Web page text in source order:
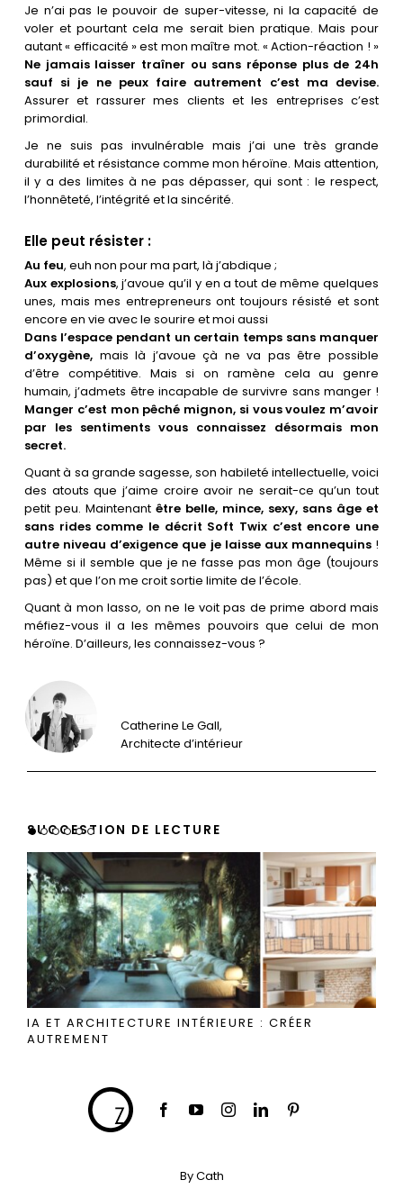
Je n’ai pas le pouvoir de super-vitesse, ni la capacité de
voler et pourtant cela me serait bien pratique. Mais pour
autant « efficacité » est mon maître mot. « Action-réaction ! »
Ne jamais laisser traîner ou sans réponse plus de 24h
sauf si je ne peux faire autrement c’est ma devise.
Assurer et rassurer mes clients et les entreprises c’est
primordial.
Je ne suis pas invulnérable mais j’ai une très grande
durabilité et résistance comme mon héroïne. Mais attention,
il y a des limites à ne pas dépasser, qui sont : le respect,
l’honnêteté, l’intégrité et la sincérité.
Elle peut résister :
Au feu, euh non pour ma part, là j’abdique ;
Aux explosions, j’avoue qu’il y en a tout de même quelques
unes, mais mes entrepreneurs ont toujours résisté et sont
encore en vie avec le sourire et moi aussi
Dans l’espace pendant un certain temps sans manquer
d’oxygène, mais là j’avoue çà ne va pas être possible
d’être compétitive. Mais si on ramène cela au genre
humain, j’admets être incapable de survivre sans manger !
Manger c’est mon pêché mignon, si vous voulez m’avoir
par les sentiments vous connaissez désormais mon
secret.
Quant à sa grande sagesse, son habileté intellectuelle, voici
des atouts que j’aime croire avoir ne serait-ce qu’un tout
petit peu. Maintenant être belle, mince, sexy, sans âge et
sans rides comme le décrit Soft Twix c’est encore une
autre niveau d’exigence que je laisse aux mannequins !
Même si il semble que je ne fasse pas mon âge (toujours
pas) et que l’on me croit sortie limite de l’école.
Quant à mon lasso, on ne le voit pas de prime abord mais
méfiez-vous il a les mêmes pouvoirs que celui de mon
héroïne. D’ailleurs, les connaissez-vous ?
Catherine Le Gall,
Architecte d’intérieur
SUGGESTION DE LECTURE
IA ET ARCHITECTURE INTÉRIEURE : CRÉER
AUTREMENT
By Cath